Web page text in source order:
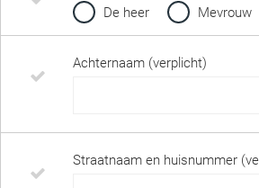
De heer
Mevrouw
Achternaam (verplicht)
Straatnaam en huisnummer